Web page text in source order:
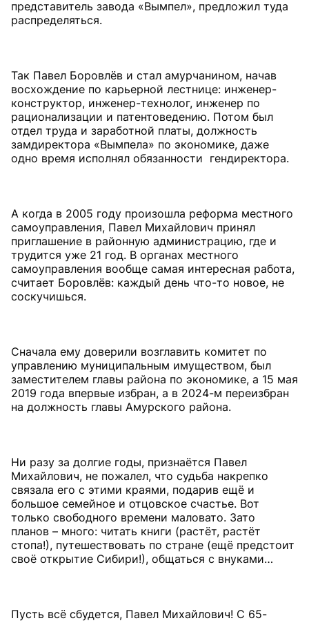
представитель завода «Вымпел», предложил туда
распределяться.
Так Павел Боровлёв и стал амурчанином, начав
восхождение по карьерной лестнице: инженер-
конструктор, инженер-технолог, инженер по
рационализации и патентоведению. Потом был
отдел труда и заработной платы, должность
замдиректора «Вымпела» по экономике, даже
одно время исполнял обязанности гендиректора.
А когда в 2005 году произошла реформа местного
самоуправления, Павел Михайлович принял
приглашение в районную администрацию, где и
трудится уже 21 год. В органах местного
самоуправления вообще самая интересная работа,
считает Боровлёв: каждый день что-то новое, не
соскучишься.
Сначала ему доверили возглавить комитет по
управлению муниципальным имуществом, был
заместителем главы района по экономике, а 15 мая
2019 года впервые избран, а в 2024-м переизбран
на должность главы Амурского района.
Ни разу за долгие годы, признаётся Павел
Михайлович, не пожалел, что судьба накрепко
связала его с этими краями, подарив ещё и
большое семейное и отцовское счастье. Вот
только свободного времени маловато. Зато
планов – много: читать книги (растёт, растёт
стопа!), путешествовать по стране (ещё предстоит
своё открытие Сибири!), общаться с внуками…
Пусть всё сбудется, Павел Михайлович! С 65-